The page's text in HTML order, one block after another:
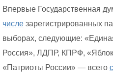
Впервые Государственная
числе зарегистрированных
выборах, следующие:
Россия», ЛДПР, КПРФ,
«Патриоты России» — всего